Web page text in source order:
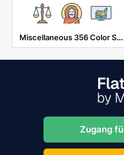
Miscellaneous 356 Color Shadow
Zugang